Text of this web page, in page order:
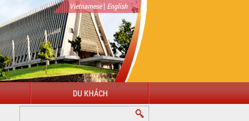
Vietnamese| English
DU KHÁCH